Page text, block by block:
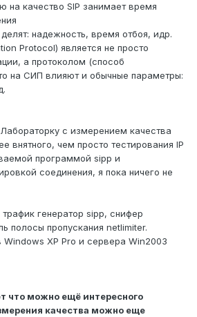
на качество SIP занимает время
надежность, время отбоя, идр.
Protocol) является не просто
а протоколом (способ
на СИП влияют и обычные параметры:
с измерением качества
внятного, чем просто тестирования IP
программой sipp и
соединения, я пока ничего не
генератор sipp, снифер
полосы пропускания netlimiter.
Windows XP Pro и сервера Win2003
что можно ещё интересного
качества можно еще